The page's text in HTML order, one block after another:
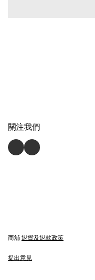
關注我們
商舖 退貨及退款政策
提出意見